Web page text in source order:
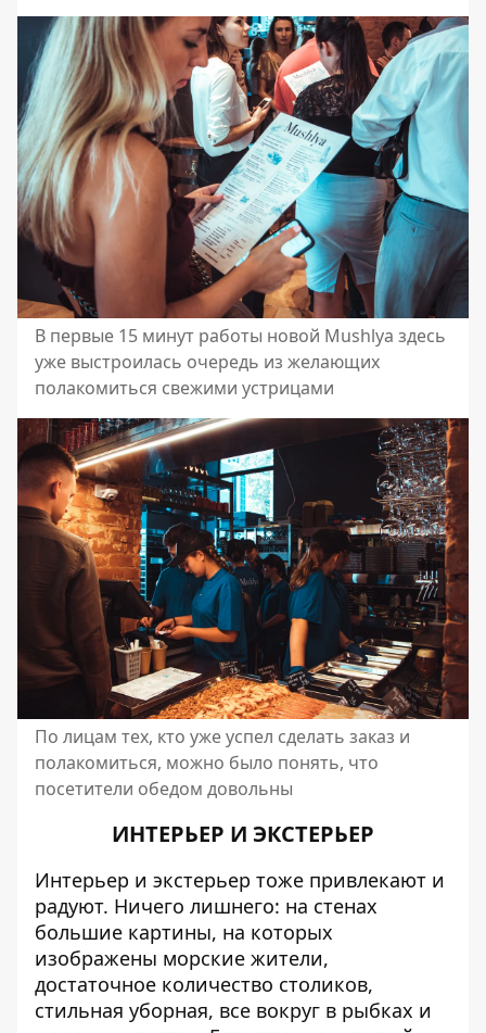
В первые 15 минут работы новой Mushlya здесь
уже выстроилась очередь из желающих
полакомиться свежими устрицами
По лицам тех, кто уже успел сделать заказ и
полакомиться, можно было понять, что
посетители обедом довольны
ИНТЕРЬЕР И ЭКСТЕРЬЕР
Интерьер и экстерьер тоже привлекают и
радуют. Ничего лишнего: на стенах
большие картины, на которых
изображены морские жители,
достаточное количество столиков,
стильная уборная, все вокруг в рыбках и